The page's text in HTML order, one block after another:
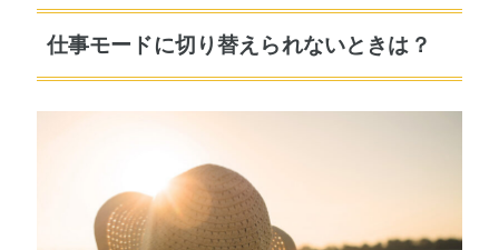
仕事モードに切り替えられないときは？